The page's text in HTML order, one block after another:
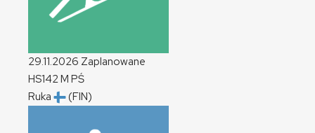
29.11.2026 Zaplanowane
HS142M PŚ
Ruka
(FIN)